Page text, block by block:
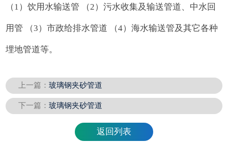
（1）饮用水输送管 （2）污水收集及输送管道、中水回
用管 （3）市政给排水管道 （4）海水输送管及其它各种
埋地管道等。
上一篇：玻璃钢夹砂管道
下一篇：玻璃钢夹砂管道
返回列表